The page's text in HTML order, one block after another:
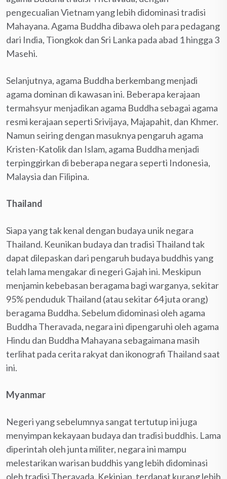
pengecualian Vietnam yang lebih didominasi tradisi
Mahayana. Agama Buddha dibawa oleh para pedagang
dari India, Tiongkok dan Sri Lanka pada abad 1 hingga 3
Masehi.
Selanjutnya, agama Buddha berkembang menjadi
agama dominan di kawasan ini. Beberapa kerajaan
termahsyur menjadikan agama Buddha sebagai agama
resmi kerajaan seperti Srivijaya, Majapahit, dan Khmer.
Namun seiring dengan masuknya pengaruh agama
Kristen-Katolik dan Islam, agama Buddha menjadi
terpinggirkan di beberapa negara seperti Indonesia,
Malaysia dan Filipina.
Thailand
Siapa yang tak kenal dengan budaya unik negara
Thailand. Keunikan budaya dan tradisi Thailand tak
dapat dilepaskan dari pengaruh budaya buddhis yang
telah lama mengakar di negeri Gajah ini. Meskipun
menjamin kebebasan beragama bagi warganya, sekitar
95% penduduk Thailand (atau sekitar 64 juta orang)
beragama Buddha. Sebelum didominasi oleh agama
Buddha Theravada, negara ini dipengaruhi oleh agama
Hindu dan Buddha Mahayana sebagaimana masih
terlihat pada cerita rakyat dan ikonografi Thailand saat
ini.
Myanmar
Negeri yang sebelumnya sangat tertutup ini juga
menyimpan kekayaan budaya dan tradisi buddhis. Lama
diperintah oleh junta militer, negara ini mampu
melestarikan warisan buddhis yang lebih didominasi
oleh tradisi Theravada. Kekinian, terdapat kurang lebih